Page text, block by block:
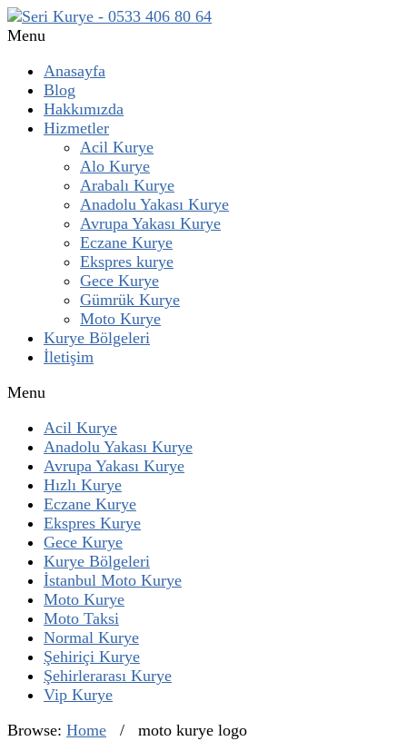
Menu
Anasayfa
Blog
Hakkımızda
Hizmetler
Acil Kurye
Alo Kurye
Arabalı Kurye
Anadolu Yakası Kurye
Avrupa Yakası Kurye
Eczane Kurye
Ekspres kurye
Gece Kurye
Gümrük Kurye
Moto Kurye
Kurye Bölgeleri
İletişim
Menu
Acil Kurye
Anadolu Yakası Kurye
Avrupa Yakası Kurye
Hızlı Kurye
Eczane Kurye
Ekspres Kurye
Gece Kurye
Kurye Bölgeleri
İstanbul Moto Kurye
Moto Kurye
Moto Taksi
Normal Kurye
Şehiriçi Kurye
Şehirlerarası Kurye
Vip Kurye
Browse: Home / moto kurye logo